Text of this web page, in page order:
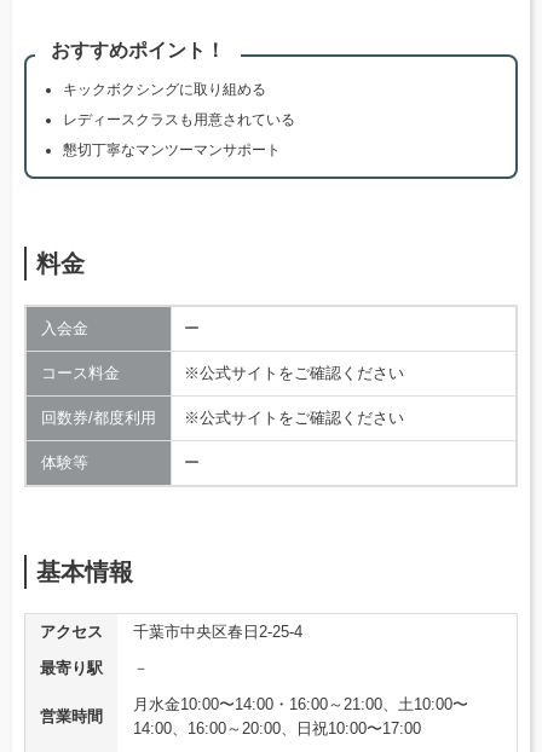
おすすめポイント！
キックボクシングに取り組める
レディースクラスも用意されている
懇切丁寧なマンツーマンサポート
料金
入会金 ー
コース料金 ※公式サイトをご確認ください
回数券/都度利用 ※公式サイトをご確認ください
体験等 ー
基本情報
アクセス
千葉市中央区春日2-25-4
最寄り駅
－
営業時間
月水金10:00〜14:00・16:00～21:00、土10:00〜
14:00、16:00～20:00、日祝10:00〜17:00